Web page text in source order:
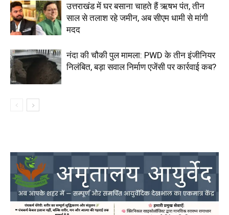
उत्तराखंड में घर बसाना चाहते हैं ऋषभ पंत, तीन
साल से तलाश रहे जमीन, अब सीएम धामी से मांगी
मदद
नंदा की चौकी पुल मामला: PWD के तीन इंजीनियर
निलंबित, बड़ा सवाल निर्माण एजेंसी पर कार्रवाई कब?